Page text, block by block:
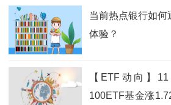
当前热点银行如何
体验？
【ETF动向】
100ETF基金涨